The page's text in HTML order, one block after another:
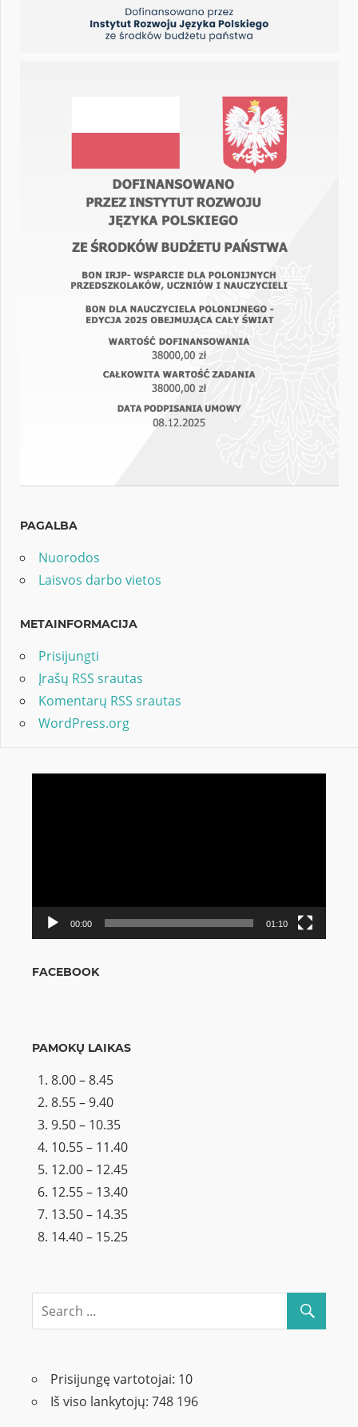
PAGALBA
Nuorodos
Laisvos darbo vietos
METAINFORMACIJA
Prisijungti
Įrašų RSS srautas
Komentarų RSS srautas
WordPress.org
00:00 01:10
FACEBOOK
PAMOKŲ LAIKAS
8.00 – 8.45
8.55 – 9.40
9.50 – 10.35
10.55 – 11.40
12.00 – 12.45
12.55 – 13.40
13.50 – 14.35
14.40 – 15.25
Prisijungę vartotojai: 10
Iš viso lankytojų: 748 196